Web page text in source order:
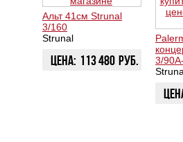
Альт 41см Strunal
3/160
Strunal
Цена: 113 480 руб.
3/